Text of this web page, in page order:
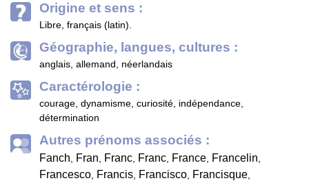
Origine et sens :
Libre, français (latin).
Géographie, langues, cultures :
anglais, allemand, néerlandais
Caractérologie :
courage, dynamisme, curiosité, indépendance,
détermination
Autres prénoms associés :
Fanch, Fran, Franc, Franc, France, Francelin,
Francesco, Francis, Francisco, Francisque,